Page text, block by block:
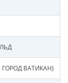
ВАТИКАН)